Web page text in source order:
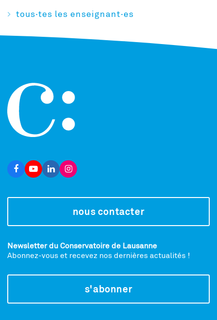
tous·tes les enseignant·es
nous contacter
Newsletter du Conservatoire de Lausanne
Abonnez-vous et recevez nos dernières actualités !
s'abonner